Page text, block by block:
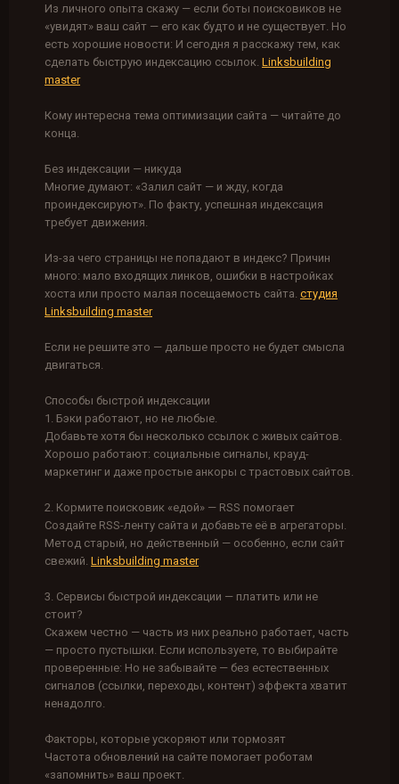
Из личного опыта скажу — если боты поисковиков не
«увидят» ваш сайт — его как будто и не существует. Но
есть хорошие новости: И сегодня я расскажу тем, как
сделать быструю индексацию ссылок. Linksbuilding
master
Кому интересна тема оптимизации сайта — читайте до
конца.
Без индексации — никуда
Многие думают: «Залил сайт — и жду, когда
проиндексируют». По факту, успешная индексация
требует движения.
Из-за чего страницы не попадают в индекс? Причин
много: мало входящих линков, ошибки в настройках
хоста или просто малая посещаемость сайта. студия
Linksbuilding master
Если не решите это — дальше просто не будет смысла
двигаться.
Способы быстрой индексации
1. Бэки работают, но не любые.
Добавьте хотя бы несколько ссылок с живых сайтов.
Хорошо работают: социальные сигналы, крауд-
маркетинг и даже простые анкоры с трастовых сайтов.
2. Кормите поисковик «едой» — RSS помогает
Создайте RSS-ленту сайта и добавьте её в агрегаторы.
Метод старый, но действенный — особенно, если сайт
свежий. Linksbuilding master
3. Сервисы быстрой индексации — платить или не
стоит?
Скажем честно — часть из них реально работает, часть
— просто пустышки. Если используете, то выбирайте
проверенные: Но не забывайте — без естественных
сигналов (ссылки, переходы, контент) эффекта хватит
ненадолго.
Факторы, которые ускоряют или тормозят
Частота обновлений на сайте помогает роботам
«запомнить» ваш проект.